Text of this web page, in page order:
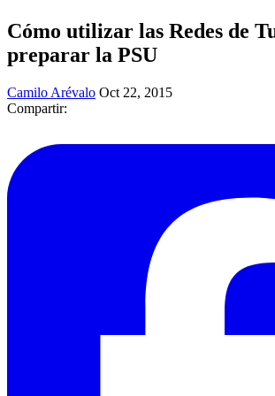
Cómo utilizar las Redes de
preparar la PSU
Camilo Arévalo Oct 22, 2015
Compartir: